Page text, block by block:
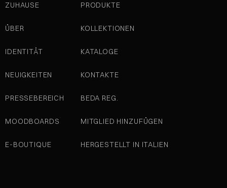
ZUHAUSE
ÜBER
IDENTITÄT
NEUIGKEITEN
PRESSEBEREICH
MOODBOARDS
E-BOUTIQUE
PRODUKTE
KOLLEKTIONEN
KATALOGE
KONTAKTE
BEDA REG.
MITGLIED HINZUFÜGEN
HERGESTELLT IN ITALIEN